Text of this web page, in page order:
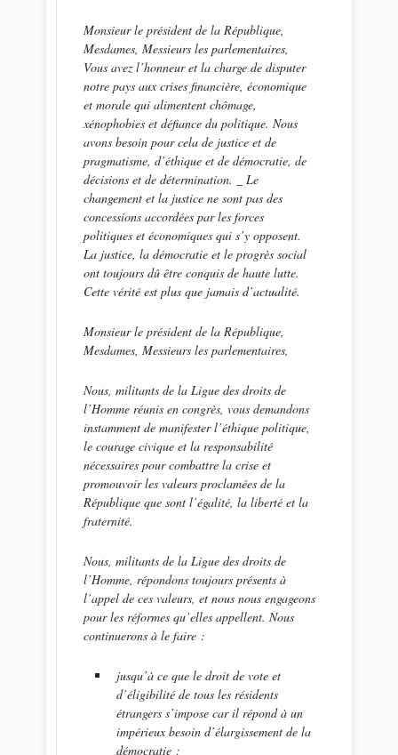
Monsieur le président de la République,
Mesdames, Messieurs les parlementaires,
Vous avez l’honneur et la charge de disputer
notre pays aux crises financière, économique
et morale qui alimentent chômage,
xénophobies et défiance du politique. Nous
avons besoin pour cela de justice et de
pragmatisme, d’éthique et de démocratie, de
décisions et de détermination. _ Le
changement et la justice ne sont pas des
concessions accordées par les forces
politiques et économiques qui s’y opposent.
La justice, la démocratie et le progrès social
ont toujours dû être conquis de haute lutte.
Cette vérité est plus que jamais d’actualité.
Monsieur le président de la République,
Mesdames, Messieurs les parlementaires,
Nous, militants de la Ligue des droits de
l’Homme réunis en congrès, vous demandons
instamment de manifester l’éthique politique,
le courage civique et la responsabilité
nécessaires pour combattre la crise et
promouvoir les valeurs proclamées de la
République que sont l’égalité, la liberté et la
fraternité.
Nous, militants de la Ligue des droits de
l’Homme, répondons toujours présents à
l’appel de ces valeurs, et nous nous engageons
pour les réformes qu’elles appellent. Nous
continuerons à le faire :
jusqu’à ce que le droit de vote et
d’éligibilité de tous les résidents
étrangers s’impose car il répond à un
impérieux besoin d’élargissement de la
démocratie ;